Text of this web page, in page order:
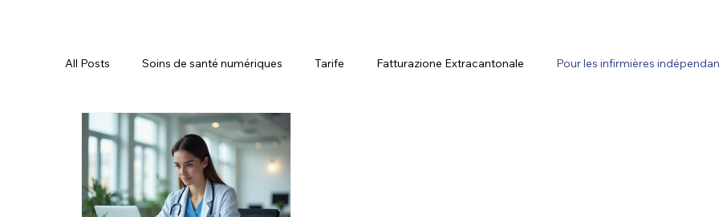
All Posts Soins de santé numériques Tarife Fatturazione Extracantonale Pour les infirmières